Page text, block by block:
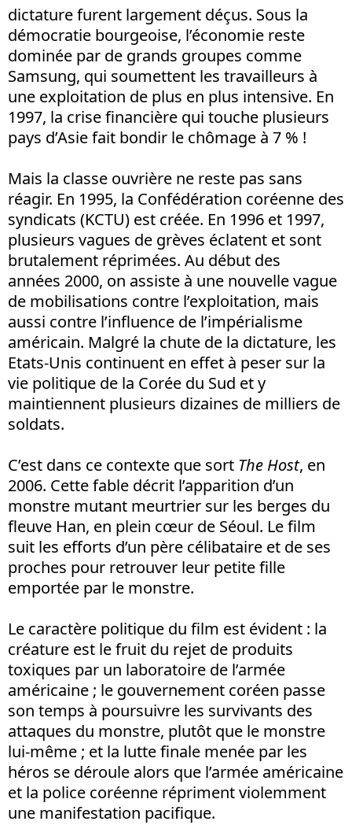
dictature furent largement déçus. Sous la
démocratie bourgeoise, l’économie reste
dominée par de grands groupes comme
Samsung, qui soumettent les travailleurs à
une exploitation de plus en plus intensive. En
1997, la crise financière qui touche plusieurs
pays d’Asie fait bondir le chômage à 7 % !
Mais la classe ouvrière ne reste pas sans
réagir. En 1995, la Confédération coréenne des
syndicats (KCTU) est créée. En 1996 et 1997,
plusieurs vagues de grèves éclatent et sont
brutalement réprimées. Au début des
années 2000, on assiste à une nouvelle vague
de mobilisations contre l’exploitation, mais
aussi contre l’influence de l’impérialisme
américain. Malgré la chute de la dictature, les
Etats-Unis continuent en effet à peser sur la
vie politique de la Corée du Sud et y
maintiennent plusieurs dizaines de milliers de
soldats.
C’est dans ce contexte que sort The Host, en
2006. Cette fable décrit l’apparition d’un
monstre mutant meurtrier sur les berges du
fleuve Han, en plein cœur de Séoul. Le film
suit les efforts d’un père célibataire et de ses
proches pour retrouver leur petite fille
emportée par le monstre.
Le caractère politique du film est évident : la
créature est le fruit du rejet de produits
toxiques par un laboratoire de l’armée
américaine ; le gouvernement coréen passe
son temps à poursuivre les survivants des
attaques du monstre, plutôt que le monstre
lui-même ; et la lutte finale menée par les
héros se déroule alors que l’armée américaine
et la police coréenne répriment violemment
une manifestation pacifique.